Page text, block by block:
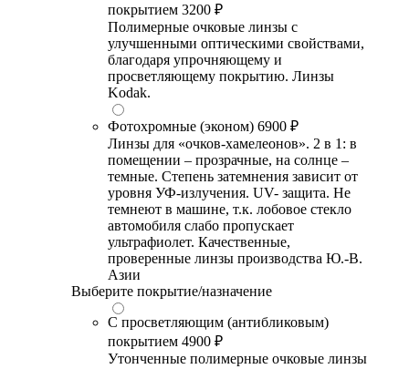
покрытием 3200 ₽
Полимерные очковые линзы с
улучшенными оптическими свойствами,
благодаря упрочняющему и
просветляющему покрытию. Линзы
Kodak.
Фотохромные (эконом) 6900 ₽
Линзы для «очков-хамелеонов». 2 в 1: в
помещении – прозрачные, на солнце –
темные. Степень затемнения зависит от
уровня УФ-излучения. UV- защита. Не
темнеют в машине, т.к. лобовое стекло
автомобиля слабо пропускает
ультрафиолет. Качественные,
проверенные линзы производства Ю.-В.
Азии
Выберите покрытие/назначение
С просветляющим (антибликовым)
покрытием 4900 ₽
Утонченные полимерные очковые линзы